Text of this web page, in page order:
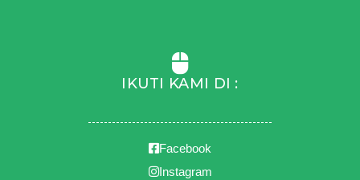
IKUTI KAMI DI :
Facebook
Instagram